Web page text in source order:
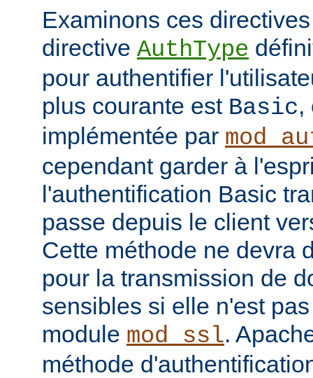
Examinons ces
directive AuthType
pour authentifier
plus courante est Basic,
implémentée par
cependant garder à
l'authentification Basic
passe depuis le client
Cette méthode ne devra
pour la transmission de
sensibles si elle n'est
module mod_ssl.
méthode